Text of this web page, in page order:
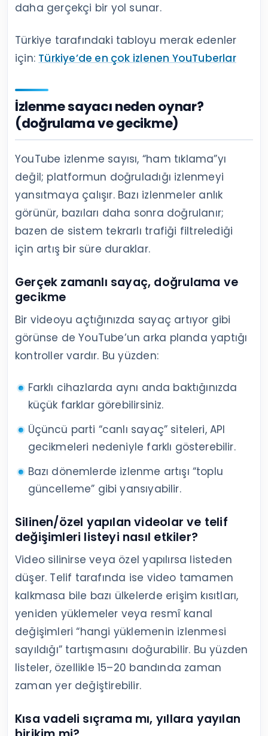
daha gerçekçi bir yol sunar.
Türkiye tarafındaki tabloyu merak edenler
için: Türkiye’de en çok izlenen YouTuberlar
İzlenme sayacı neden oynar?
(doğrulama ve gecikme)
YouTube izlenme sayısı, “ham tıklama”yı
değil; platformun doğruladığı izlenmeyi
yansıtmaya çalışır. Bazı izlenmeler anlık
görünür, bazıları daha sonra doğrulanır;
bazen de sistem tekrarlı trafiği filtrelediği
için artış bir süre duraklar.
Gerçek zamanlı sayaç, doğrulama ve
gecikme
Bir videoyu açtığınızda sayaç artıyor gibi
görünse de YouTube’un arka planda yaptığı
kontroller vardır. Bu yüzden:
Farklı cihazlarda aynı anda baktığınızda
küçük farklar görebilirsiniz.
Üçüncü parti “canlı sayaç” siteleri, API
gecikmeleri nedeniyle farklı gösterebilir.
Bazı dönemlerde izlenme artışı “toplu
güncelleme” gibi yansıyabilir.
Silinen/özel yapılan videolar ve telif
değişimleri listeyi nasıl etkiler?
Video silinirse veya özel yapılırsa listeden
düşer. Telif tarafında ise video tamamen
kalkmasa bile bazı ülkelerde erişim kısıtları,
yeniden yüklemeler veya resmî kanal
değişimleri “hangi yüklemenin izlenmesi
sayıldığı” tartışmasını doğurabilir. Bu yüzden
listeler, özellikle 15–20 bandında zaman
zaman yer değiştirebilir.
Kısa vadeli sıçrama mı, yıllara yayılan